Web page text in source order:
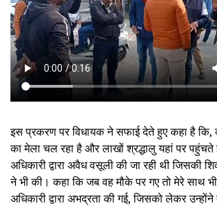
इस प्रकरण पर विधायक ने सफाई देते हुए कहा है कि,
का मेला चल रहा है और लाखों श्रद्धालु यहां पर
अधिकारी द्वारा अवैध वसूली की जा रही थी जिसकी
ने भी की। कहा कि जब वह मौके पर गए तो मेरे साथ
अधिकारी द्वारा अभद्रता की गई, जिसको लेकर